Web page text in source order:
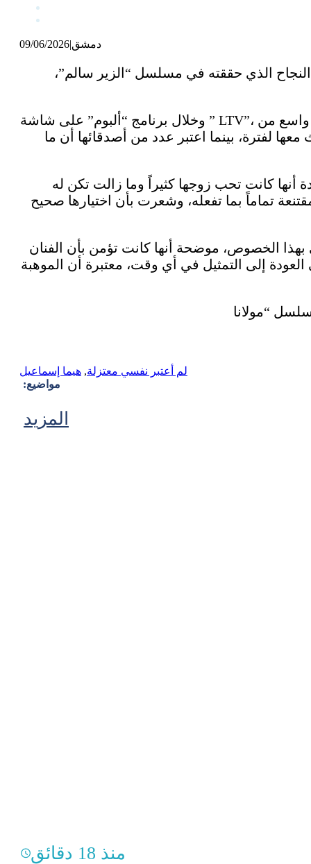
09/06/2026|دمشق
إسماعيل، الأسباب التي دفعتها للابتعاد عن التمثيل مدة 18 عاماً بعد النجاح الذي حققته في مسلسل “الزير سالم”،
وخلال برنامج “ألبوم” على شاشة ” LTV”، استذكرت الفترة التي قرَّرت فيها الزواج والسفر إلى الكويت، مشيرة إلى أن قرارها قوبل برفض واسع من
لفترة، بينما اعتبر عدد من أصدقائها أن ما
أنها كانت تحب زوجها كثيراً وما زالت تكن له
تماماً بما تفعله، وشعرت بأن اختيارها صحيح
الخصوص، موضحة أنها كانت تؤمن بأن الفنان
العودة إلى التمثيل في أي وقت، معتبرة أن الموهبة
لم أعتبر نفسي معتزلة, هيما إسماعيل
مواضيع:
المزيد
منذ 18 دقائق